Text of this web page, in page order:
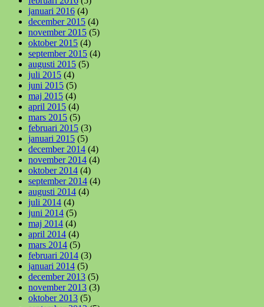
januari 2016 (4)
december 2015 (4)
november 2015 (5)
oktober 2015 (4)
september 2015 (4)
augusti 2015 (5)
juli 2015 (4)
juni 2015 (5)
maj 2015 (4)
april 2015 (4)
mars 2015 (5)
februari 2015 (3)
januari 2015 (5)
december 2014 (4)
november 2014 (4)
oktober 2014 (4)
september 2014 (4)
augusti 2014 (4)
juli 2014 (4)
juni 2014 (5)
maj 2014 (4)
april 2014 (4)
mars 2014 (5)
februari 2014 (3)
januari 2014 (5)
december 2013 (5)
november 2013 (3)
oktober 2013 (5)